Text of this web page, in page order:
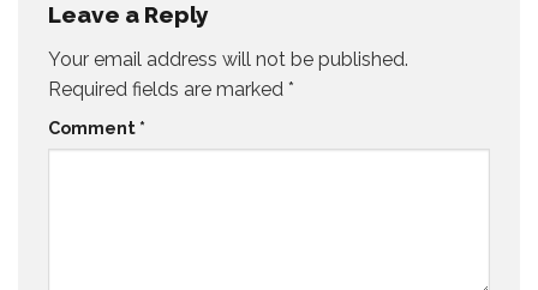
Leave a Reply
Your email address will not be published.
Required fields are marked *
Comment *